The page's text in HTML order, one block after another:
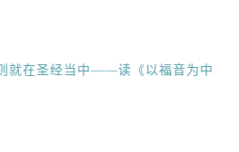
就在圣经当中——读《以福音为中